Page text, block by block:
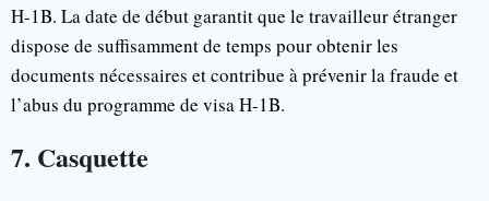
H-1B. La date de début garantit que le travailleur étranger
dispose de suffisamment de temps pour obtenir les
documents nécessaires et contribue à prévenir la fraude et
l’abus du programme de visa H-1B.
7. Casquette